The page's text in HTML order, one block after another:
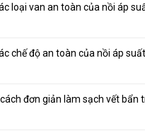
loại van an toàn của nồi áp
chế độ an toàn của nồi áp
đơn giản làm sạch vết bẩn